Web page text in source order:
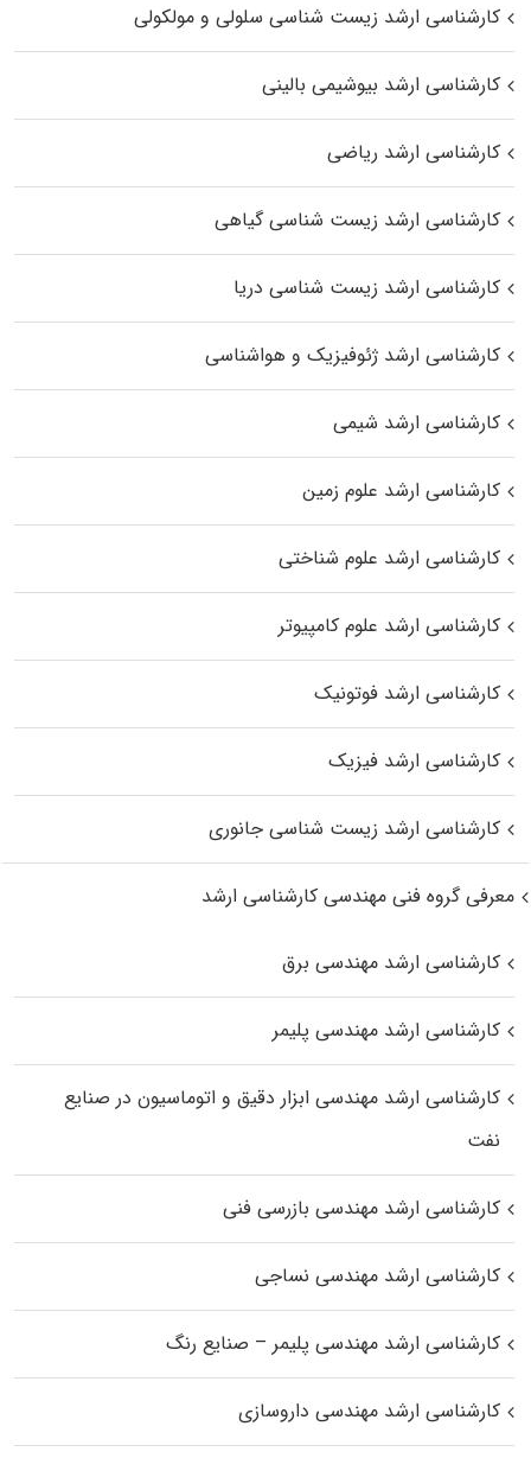
کارشناسی ارشد زیست شناسی سلولی و مولکولی
کارشناسی ارشد بیوشیمی بالینی
کارشناسی ارشد ریاضی
کارشناسی ارشد زیست‌ شناسی گیاهی
کارشناسی ارشد زیست‌ شناسی دریا
کارشناسی ارشد ژئوفیزیک و هواشناسی
کارشناسی ارشد شیمی
کارشناسی ارشد علوم زمین
کارشناسی ارشد علوم شناختی
کارشناسی ارشد علوم کامپیوتر
کارشناسی ارشد فوتونیک
کارشناسی ارشد فیزیک
کارشناسی ارشد زیست‌ شناسی جانوری
معرفی گروه فنی مهندسی کارشناسی ارشد
کارشناسی ارشد مهندسی برق
کارشناسی ارشد مهندسی پلیمر
کارشناسی ارشد مهندسی ابزار دقیق و اتوماسیون در صنایع
نفت
کارشناسی ارشد مهندسی بازرسی فنی
کارشناسی ارشد مهندسی نساجی
کارشناسی ارشد مهندسی پلیمر – صنایع رنگ
کارشناسی ارشد مهندسی داروسازی